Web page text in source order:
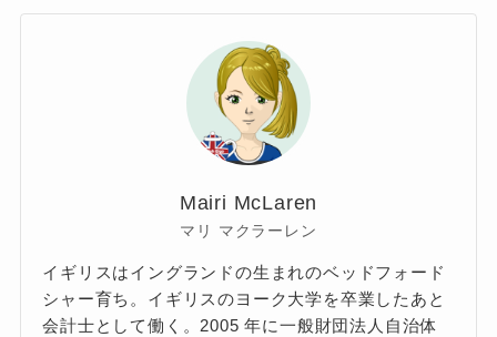
Mairi McLaren
マリ マクラーレン
イギリスはイングランドの生まれのベッドフォード
シャー育ち。イギリスのヨーク大学を卒業したあと
会計士として働く。2005 年に一般財団法人自治体